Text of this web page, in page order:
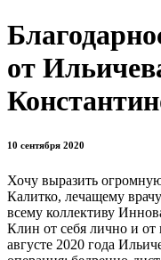
от
10 сентября 2020
Хочу выразить
Калитко, лечащему
всему коллективу
Клин от себя лично и
августе 2020 года